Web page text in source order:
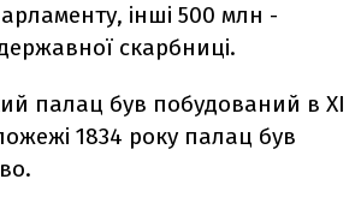
інші 500 млн -
скарбниці.
палац був побудований в XI
пожежі 1834 року палац був